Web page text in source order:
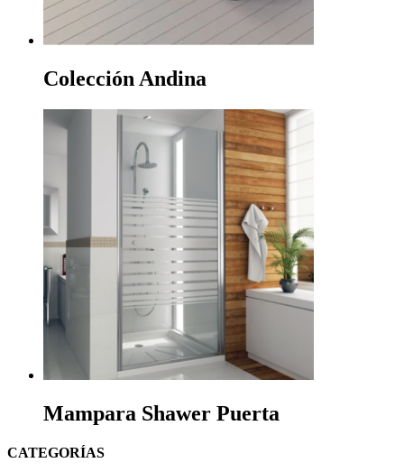
Colección Andina
Mampara Shawer Puerta
CATEGORÍAS